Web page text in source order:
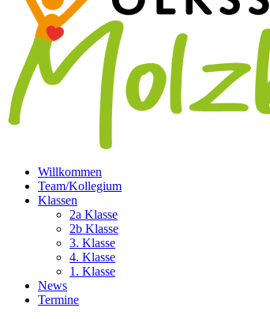
Willkommen
Team/Kollegium
Klassen
2a Klasse
2b Klasse
3. Klasse
4. Klasse
1. Klasse
News
Termine